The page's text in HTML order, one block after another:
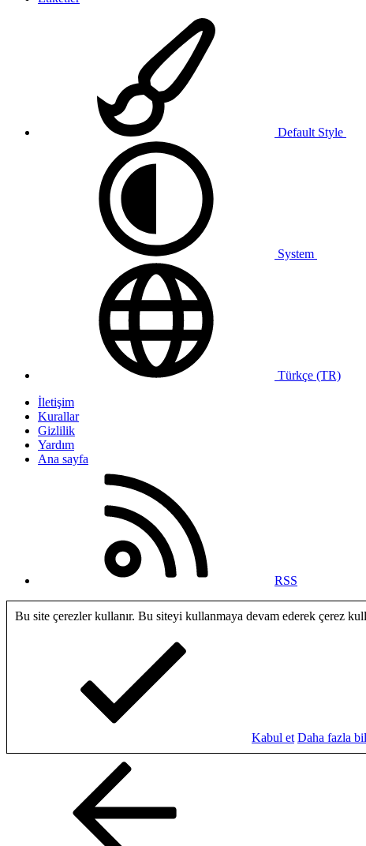
Default Style
System
Türkçe (TR)
İletişim
Kurallar
Gizlilik
Yardım
Ana sayfa
RSS
Bu site çerezler kullanır. Bu siteyi kullanmaya devam ederek çerez
Kabul et Daha fazla